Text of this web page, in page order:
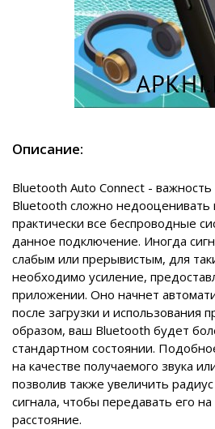
Описание:
Bluetooth Auto Connect - важность
Bluetooth сложно недооценивать
практически все беспроводные
данное подключение. Иногда
слабым или прерывистым, для
необходимо усиление,
приложении. Оно начнет
после загрузки и использования
образом, ваш Bluetooth будет
стандартном состоянии.
на качестве получаемого звука
позволив также увеличить
сигнала, чтобы передавать его
расстояние.